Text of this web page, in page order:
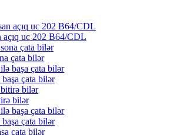
açıq uc 202 B64/CDL
çata bilər
çata bilər
bilər
çata bilər